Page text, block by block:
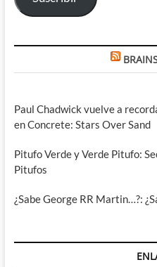
Paul Chadwick vuelve a
en Concrete: Stars Over Sand
Pitufo Verde y Verde Pitufo:
Pitufos
¿Sabe George RR Martin…?: